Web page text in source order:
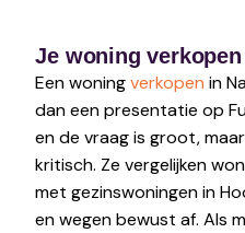
Je woning
Een woningverkopen in
dan een presentatie op
en de vraag is groot,
kritisch. Ze vergelijken
met gezinswoningen in
en wegen bewust af. Als